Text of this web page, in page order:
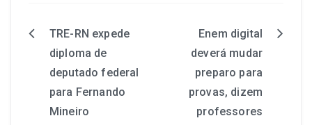
TRE-RN expede
diploma de
deputado federal
para Fernando
Mineiro
Enem digital
deverá mudar
preparo para
provas, dizem
professores